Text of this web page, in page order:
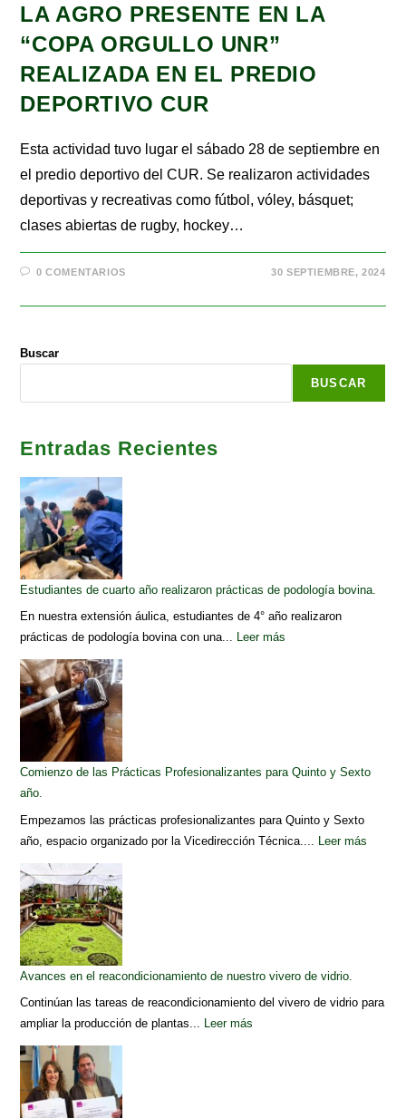
LA AGRO PRESENTE EN LA
“COPA ORGULLO UNR”
REALIZADA EN EL PREDIO
DEPORTIVO CUR
Esta actividad tuvo lugar el sábado 28 de septiembre en
el predio deportivo del CUR. Se realizaron actividades
deportivas y recreativas como fútbol, vóley, básquet;
clases abiertas de rugby, hockey…
0 COMENTARIOS 30 SEPTIEMBRE, 2024
Buscar
BUSCAR
Entradas Recientes
Estudiantes de cuarto año realizaron prácticas de podología bovina.
En nuestra extensión áulica, estudiantes de 4° año realizaron
prácticas de podología bovina con una... Leer más
Comienzo de las Prácticas Profesionalizantes para Quinto y Sexto
año.
Empezamos las prácticas profesionalizantes para Quinto y Sexto
año, espacio organizado por la Vicedirección Técnica....
Leer más
Avances en el reacondicionamiento de nuestro vivero de vidrio.
Continúan las tareas de reacondicionamiento del vivero de vidrio para
ampliar la producción de plantas... Leer más